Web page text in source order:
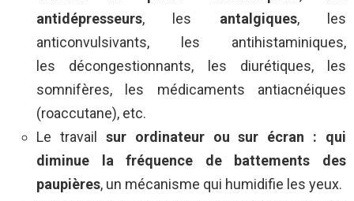
antidépresseurs, les antalgiques, les
anticonvulsivants, les antihistaminiques,
les décongestionnants, les diurétiques, les
somnifères, les médicaments antiacnéiques
(roaccutane), etc.
Le travail sur ordinateur ou sur écran : qui
diminue la fréquence de battements des
paupières, un mécanisme qui humidifie les yeux.